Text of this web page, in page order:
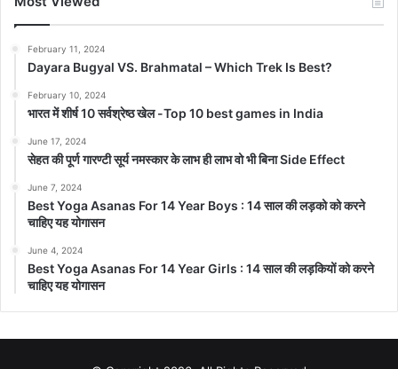
February 11, 2024
Dayara Bugyal VS. Brahmatal – Which Trek Is Best?
February 10, 2024
भारत में शीर्ष 10 सर्वश्रेष्ठ खेल -Top 10 best games in India
June 17, 2024
सेहत की पूर्ण गारण्टी सूर्य नमस्कार के लाभ ही लाभ वो भी बिना Side Effect
June 7, 2024
Best Yoga Asanas For 14 Year Boys : 14 साल की लड़को को करने
चाहिए यह योगासन
June 4, 2024
Best Yoga Asanas For 14 Year Girls : 14 साल की लड़कियों को करने
चाहिए यह योगासन